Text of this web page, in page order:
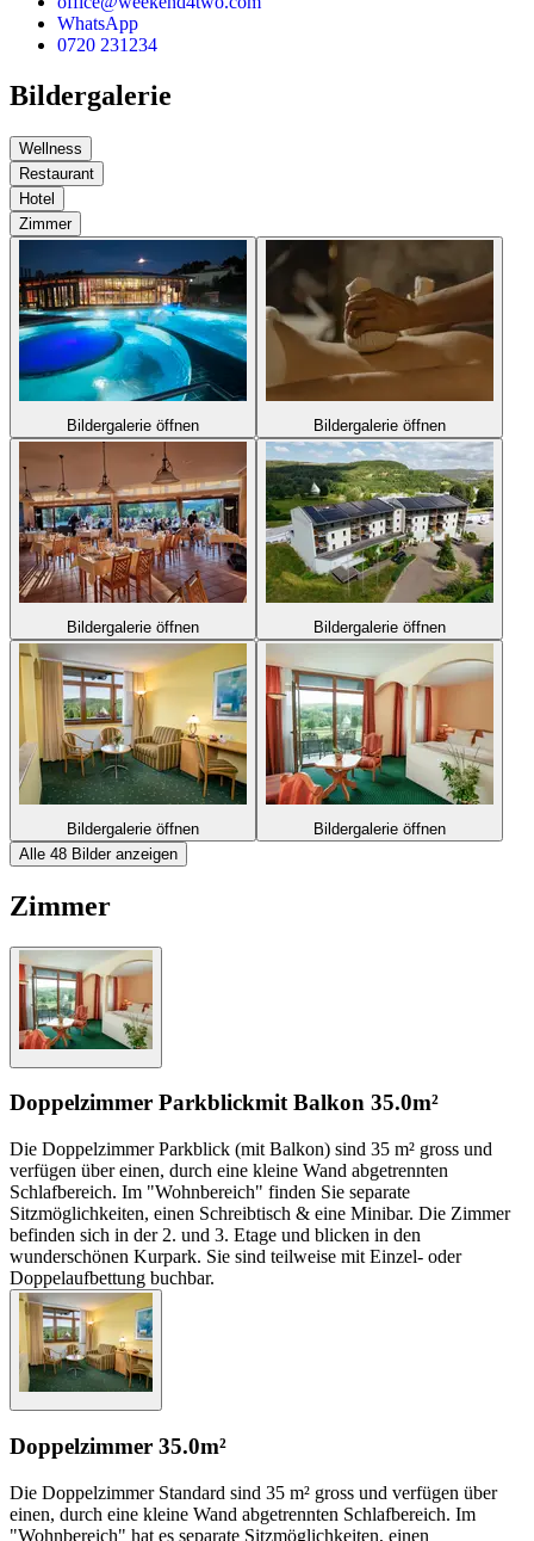
WhatsApp
0720 231234
Bildergalerie
Wellness
Restaurant
Hotel
Zimmer
Bildergalerie öffnen Bildergalerie öffnen
Bildergalerie öffnen Bildergalerie öffnen
Bildergalerie öffnen
Bildergalerie öffnen
Alle 48 Bilder anzeigen
Zimmer
Doppelzimmer Parkblickmit Balkon 35.0m²
Die Doppelzimmer Parkblick (mit Balkon) sind 35 m² gross und
verfügen über einen, durch eine kleine Wand abgetrennten
Schlafbereich. Im "Wohnbereich" finden Sie separate
Sitzmöglichkeiten, einen Schreibtisch & eine Minibar. Die Zimmer
befinden sich in der 2. und 3. Etage und blicken in den
wunderschönen Kurpark. Sie sind teilweise mit Einzel- oder
Doppelaufbettung buchbar.
Doppelzimmer 35.0m²
Die Doppelzimmer Standard sind 35 m² gross und verfügen über
einen, durch eine kleine Wand abgetrennten Schlafbereich. Im
"Wohnbereich" hat es separate Sitzmöglichkeiten, einen